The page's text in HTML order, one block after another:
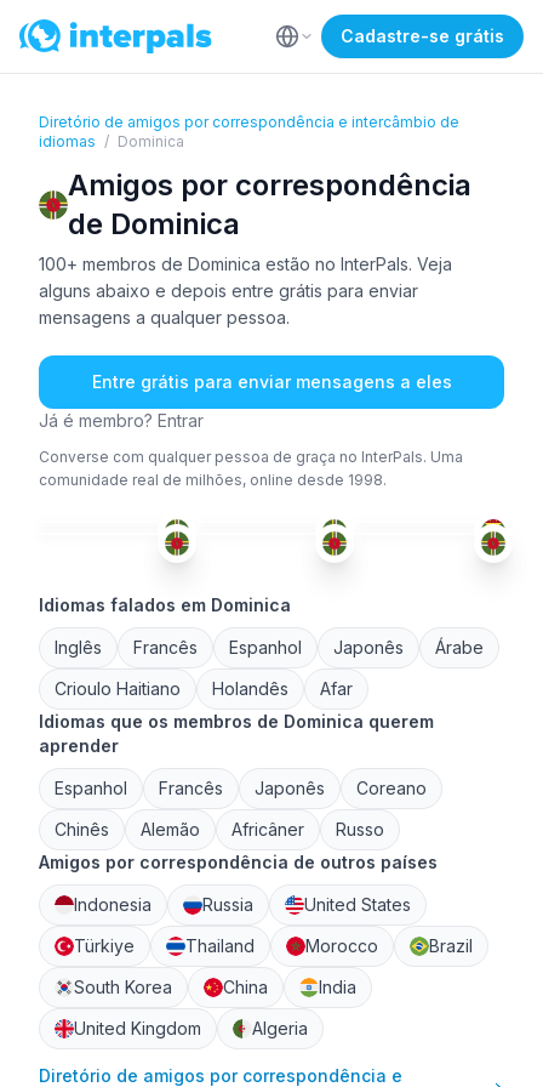
Cadastre-se grátis
Diretório de amigos por correspondência e intercâmbio de
idiomas / Dominica
Amigos por correspondência
de Dominica
100+ membros de Dominica estão no InterPals. Veja
alguns abaixo e depois entre grátis para enviar
mensagens a qualquer pessoa.
Entre grátis para enviar mensagens a eles
Já é membro? Entrar
Converse com qualquer pessoa de graça no InterPals. Uma
comunidade real de milhões, online desde 1998.
ING IOR+1 ING
Idiomas falados em Dominica
Inglês Francês Espanhol Japonês
Árabe
Crioulo Haitiano
Holandês
Afar
Idiomas que os membros de Dominica querem
aprender
Espanhol Francês Japonês
Coreano
Chinês
Alemão Africâner
Russo
Amigos por correspondência de outros países
Indonesia Russia
United States
Türkiye
Thailand Morocco
Brazil
South Korea
China
India
United Kingdom
Algeria
Diretório de amigos por correspondência e